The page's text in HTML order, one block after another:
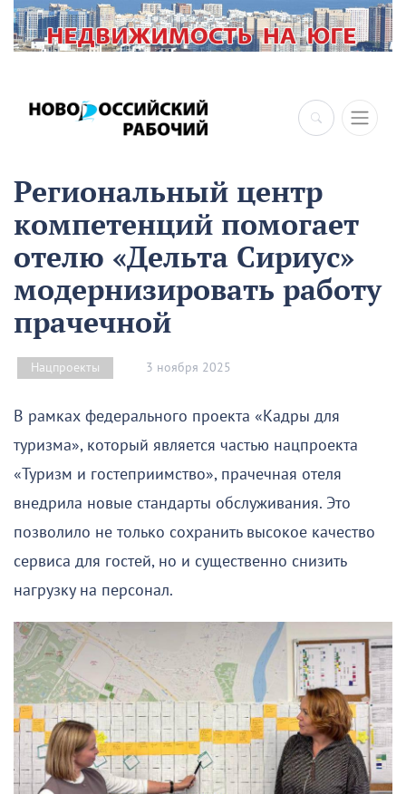
×
Региональный центр
компетенций помогает
отелю «Дельта Сириус»
модернизировать работу
прачечной
Нацпроекты 3 ноября 2025
В рамках федерального проекта «Кадры для
туризма», который является частью нацпроекта
«Туризм и гостеприимство», прачечная отеля
внедрила новые стандарты обслуживания. Это
позволило не только сохранить высокое качество
сервиса для гостей, но и существенно снизить
нагрузку на персонал.